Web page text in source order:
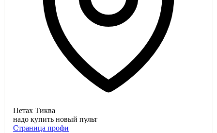
Петах Тиква
надо купить новый пульт
Страница профи